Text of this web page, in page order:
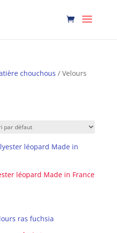
chouchous / Velours
léopard Made in France